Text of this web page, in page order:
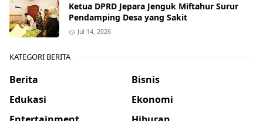
Ketua DPRD Jepara Jenguk Miftahur Surur
Pendamping Desa yang Sakit
Jul 14, 2026
KATEGORI BERITA
Berita
Bisnis
Edukasi
Ekonomi